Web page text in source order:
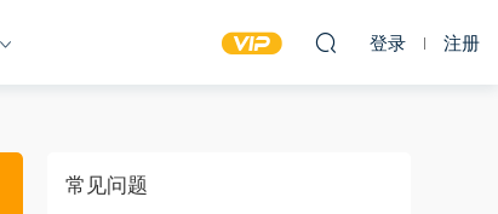
登录 注册
常见问题